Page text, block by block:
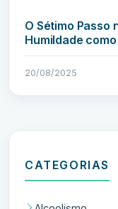
O Sétimo Passo
Humildade
20/08/2025
CATEGORIAS